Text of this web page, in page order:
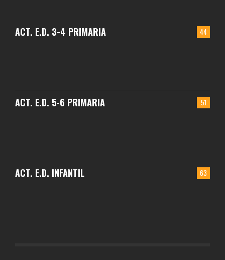
44
ACT. E.D. 3-4 PRIMARIA
51
ACT. E.D. 5-6 PRIMARIA
63
ACT. E.D. INFANTIL